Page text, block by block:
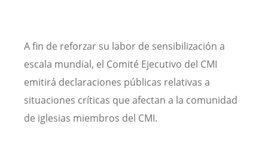
A fin de reforzar su labor de sensibilización a
escala mundial, el Comité Ejecutivo del CMI
emitirá declaraciones públicas relativas a
situaciones críticas que afectan a la comunidad
de iglesias miembros del CMI.